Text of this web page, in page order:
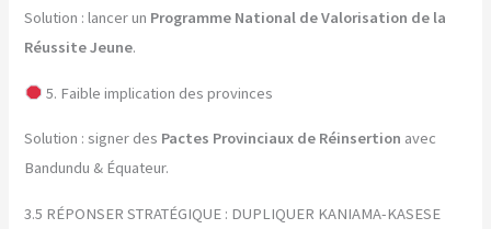
Solution : lancer un Programme National de Valorisation de la
Réussite Jeune.
5. Faible implication des provinces
Solution : signer des Pactes Provinciaux de Réinsertion avec
Bandundu & Équateur.
3.5 RÉPONSER STRATÉGIQUE : DUPLIQUER KANIAMA-KASESE